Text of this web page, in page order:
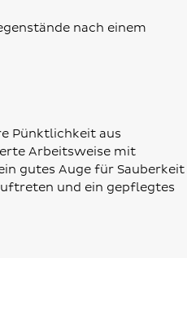
nach einem
Pünktlichkeit aus
Arbeitsweise mit
gutes Auge für Sauberkeit
und ein gepflegtes